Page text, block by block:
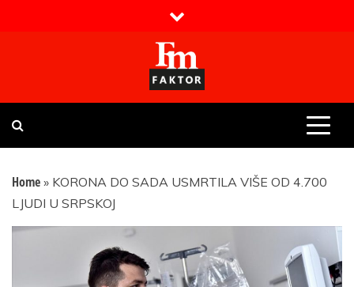
Faktor magazin
Uvijek presudan
Home » KORONA DO SADA USMRTILA VIŠE OD 4.700
LJUDI U SRPSKOJ